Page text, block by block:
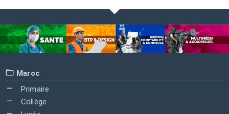
Maroc
Primaire
Collège